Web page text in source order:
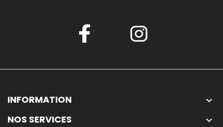
INFORMATION 
NOS SERVICES 